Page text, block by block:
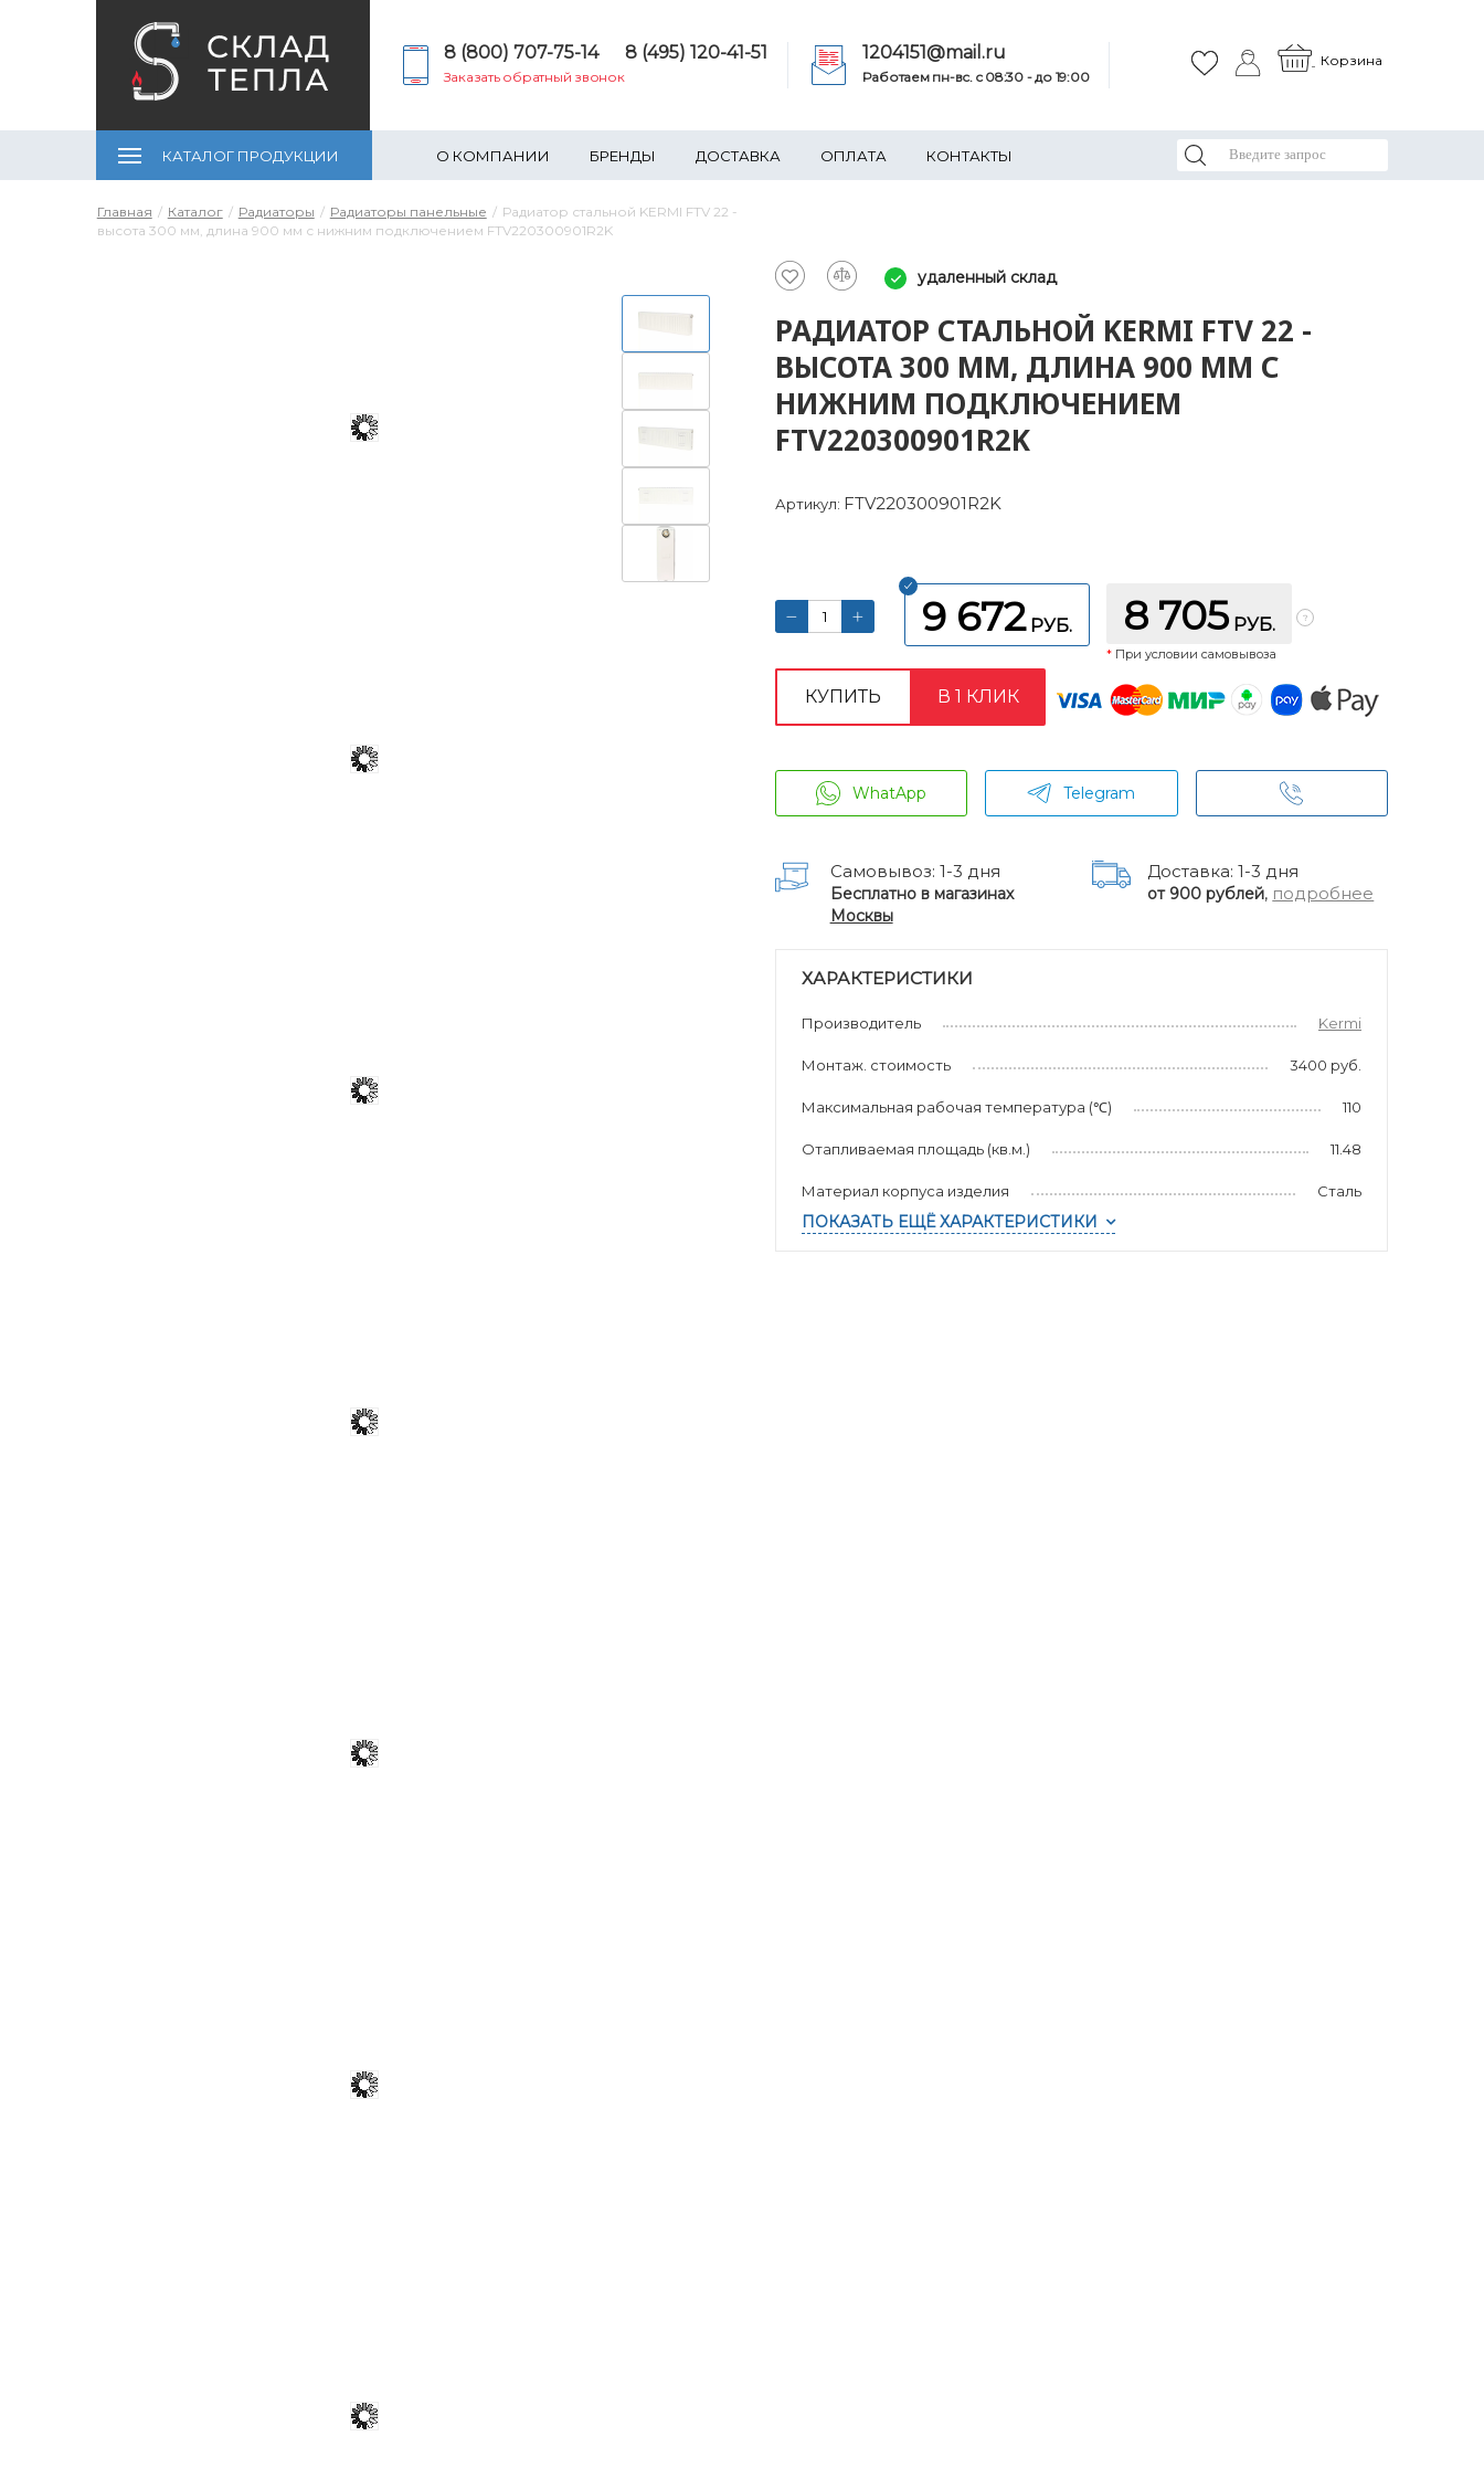
8 (800) 707-75-14 8 (495) 120-41-51
Заказать обратный звонок
1204151@mail.ru
Работаем пн-вс. c 08:30 - до 19:00
Корзина
КАТАЛОГ ПРОДУКЦИИ О КОМПАНИИ БРЕНДЫ ДОСТАВКА ОПЛАТА КОНТАКТЫ
Главная Каталог Радиаторы Радиаторы панельные
Радиатор стальной KERMI FTV 22 -
высота 300 мм, длина 900 мм с нижним подключением FTV220300901R2K
удаленный склад
РАДИАТОР СТАЛЬНОЙ KERMI FTV 22 -
ВЫСОТА 300 ММ, ДЛИНА 900 ММ С
НИЖНИМ ПОДКЛЮЧЕНИЕМ
FTV220300901R2K
Артикул: FTV220300901R2K
9 672 РУБ. 8 705 РУБ.
* При условии самовывоза
КУПИТЬ В 1 КЛИК
WhatApp Telegram
Самовывоз: 1-3 дня
Бесплатно в магазинах
Москвы
Доставка: 1-3 дня
от 900 рублей, подробнее
ХАРАКТЕРИСТИКИ
Производитель Kermi
Монтаж. стоимость 3400 руб.
Максимальная рабочая температура (℃) 110
Отапливаемая площадь (кв.м.) 11.48
Материал корпуса изделия Сталь
ПОКАЗАТЬ ЕЩЁ ХАРАКТЕРИСТИКИ